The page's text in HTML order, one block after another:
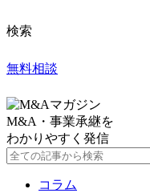
検索
無料相談
M&A・事業承継を
わかりやすく発信
コラム